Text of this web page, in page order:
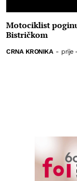
Motociklist
Bistričkom
CRNA KRONIKA - prije